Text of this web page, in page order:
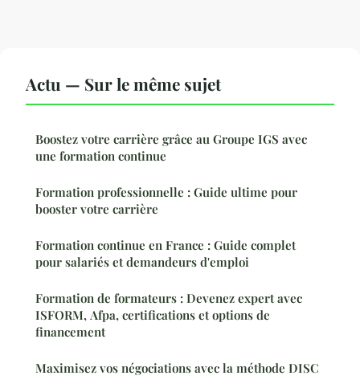
Actu — Sur le même sujet
Boostez votre carrière grâce au Groupe IGS avec
une formation continue
Formation professionnelle : Guide ultime pour
booster votre carrière
Formation continue en France : Guide complet
pour salariés et demandeurs d'emploi
Formation de formateurs : Devenez expert avec
ISFORM, Afpa, certifications et options de
financement
Maximisez vos négociations avec la méthode DISC